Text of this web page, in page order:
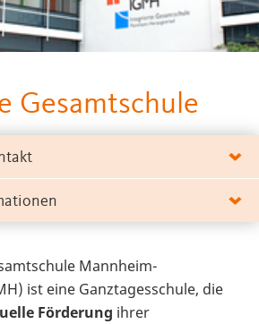
Gesamtschule
Mannheim-
ist eine Ganztagesschule, die
Förderung ihrer